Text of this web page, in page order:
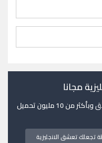
مجانا
10 مليون تحميل
تجعلك تعشق الانجليزية